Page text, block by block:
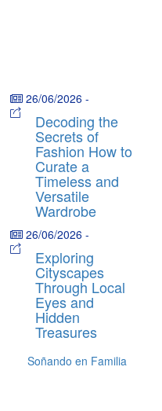
26/06/2026 -
Decoding the
Secrets of
Fashion How to
Curate a
Timeless and
Versatile
Wardrobe
26/06/2026 -
Exploring
Cityscapes
Through Local
Eyes and
Hidden
Treasures
Soñando en Familia